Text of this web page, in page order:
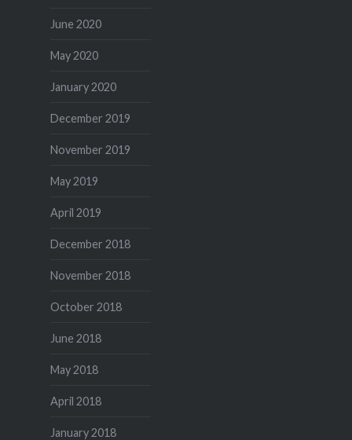
June 2020
May 2020
January 2020
December 2019
November 2019
May 2019
April 2019
December 2018
November 2018
October 2018
June 2018
May 2018
April 2018
January 2018